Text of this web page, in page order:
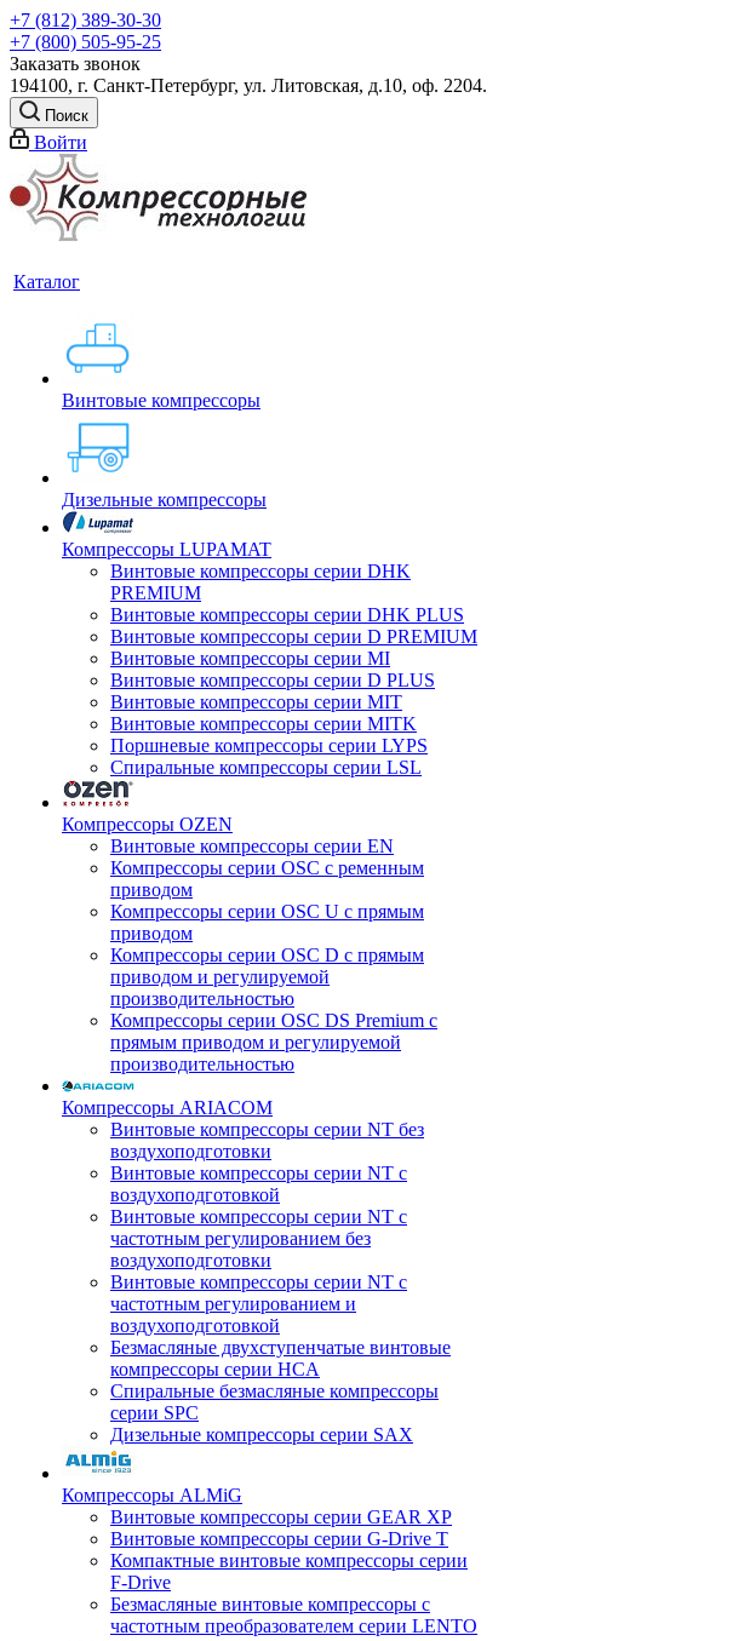
+7 (812) 389-30-30
+7 (800) 505-95-25
Заказать звонок
194100, г. Санкт-Петербург, ул. Литовская, д.10, оф. 2204.
Поиск
Войти
Каталог
Винтовые компрессоры
Дизельные компрессоры
Компрессоры LUPAMAT
Винтовые компрессоры серии DHK
PREMIUM
Винтовые компрессоры серии DHK PLUS
Винтовые компрессоры серии D PREMIUM
Винтовые компрессоры серии MI
Винтовые компрессоры серии D PLUS
Винтовые компрессоры серии MIT
Винтовые компрессоры серии MITK
Поршневые компрессоры серии LYPS
Спиральные компрессоры серии LSL
Компрессоры OZEN
Винтовые компрессоры серии EN
Компрессоры серии OSC с ременным
приводом
Компрессоры серии OSC U с прямым
приводом
Компрессоры серии OSC D с прямым
приводом и регулируемой
производительностью
Компрессоры серии OSC DS Premium с
прямым приводом и регулируемой
производительностью
Компрессоры ARIACOM
Винтовые компрессоры серии NT без
воздухоподготовки
Винтовые компрессоры серии NT c
воздухоподготовкой
Винтовые компрессоры серии NT с
частотным регулированием без
воздухоподготовки
Винтовые компрессоры серии NT с
частотным регулированием и
воздухоподготовкой
Безмасляные двухступенчатые винтовые
компрессоры серии HCA
Спиральные безмасляные компрессоры
серии SPC
Дизельные компрессоры серии SAX
Компрессоры ALMiG
Винтовые компрессоры серии GEAR XP
Винтовые компрессоры серии G-Drive T
Компактные винтовые компрессоры серии
F-Drive
Безмасляные винтовые компрессоры с
частотным преобразователем серии LENTO